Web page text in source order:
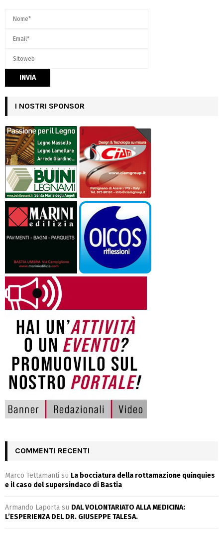
I NOSTRI SPONSOR
COMMENTI RECENTI
Marco Tettamanti su La bocciatura della rottamazione quinquies
e il caso del supersindaco di Bastia
Armando Laporta su DAL VOLONTARIATO ALLA MEDICINA:
L’ESPERIENZA DEL DR. GIUSEPPE TALESA.